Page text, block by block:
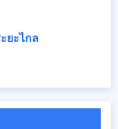
ยะไกล